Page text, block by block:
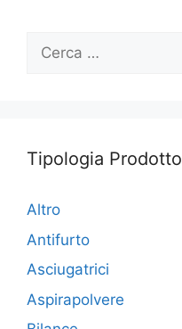
Ricerca
Tipologia Prodotto
Altro
Antifurto
Asciugatrici
Aspirapolvere